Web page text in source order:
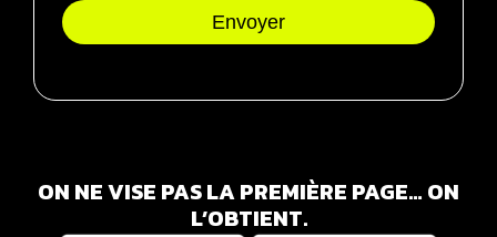
Envoyer
ON NE VISE PAS LA PREMIÈRE PAGE… ON
L’OBTIENT.